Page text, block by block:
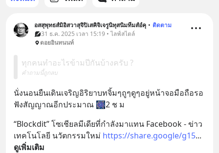
อสสุพุทธสํมิอิสวาสุจิปิเสคิจิเจรูนิทุสนิมทีมสํอํคุ • ติดตาม
31 ธ.ค. 2025 เวลา 15:19 • ไลฟ์สไตล์
ดอยอินทนนท์
ทุกคนทำอะไรข้ามปีกันบ้างครับ ?
คำถามนี้ถูกลบ
นั่งนอนยืนเดินเจริญอิริยาบทจิ้มๆถูๆดูๆอยู่หน้าจอมือถือรอ
ฟังสัญญาณอีกประมาณ 🎆2 ช ม
“Blockdit” โซเชียลมีเดียที่กำลังมาแทน Facebook - ข่าว
เทคโนโลยี นวัตกรรมใหม่ https://share.google/g15...
ดูเพิ่มเติม